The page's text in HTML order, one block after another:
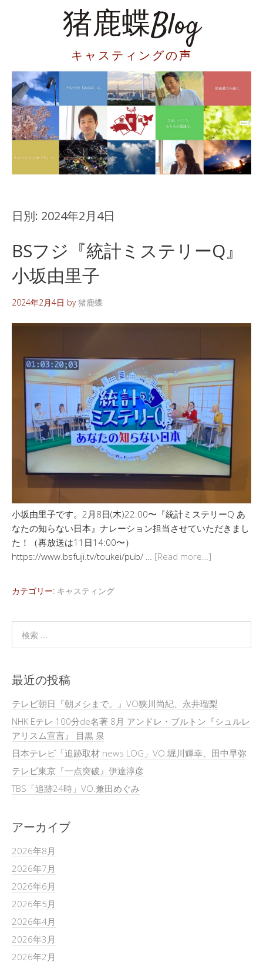
猪鹿蝶Blog
キャスティングの声
日別: 2024年2月4日
BSフジ『統計ミステリーQ』
小坂由里子
2024年2月4日 by猪鹿蝶
小坂由里子です。2月8日(木)22:00〜『統計ミステリーQ あ
なたの知らない日本』ナレーション担当させていただきまし
た！（再放送は11日14:00〜）
https://www.bsfuji.tv/toukei/pub/ … [Read more…]
カテゴリー: キャスティング
最近の投稿
テレビ朝日『朝メシまで。』VO狭川尚紀、永井瑠梨
NHK Eテレ 100分de名著 8月 アンドレ・ブルトン『シュルレ
アリスム宣言』 目黒 泉
日本テレビ「追跡取材 news LOG」VO.堀川輝幸、田中早弥
テレビ東京『一点突破』伊達淳彦
TBS「追跡24時」VO.兼田めぐみ
アーカイブ
2026年8月
2026年7月
2026年6月
2026年5月
2026年4月
2026年3月
2026年2月